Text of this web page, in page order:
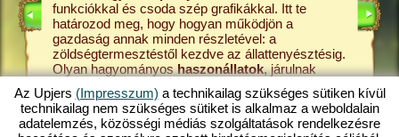
funkciókkal és csoda szép grafikákkal. Itt te
határozod meg, hogy hogyan működjön a
gazdaság annak minden részletével: a
zöldségtermesztéstől kezdve az állattenyésztésig.
Olyan hagyományoshaszonállatok, járulnak
mangalica sertésvagy a gyapjas tyúk. Hozz létre
egy virágzó gazdaságot a My Little Farmies
játékban, amely azonline játékokegyik
játék.
pedig
My
hát ki a
Fedezd
Az Upjers (Impresszum) a technikailag szükséges sütiken kívül
technikailag nem szükséges sütiket is alkalmaz a weboldalain
adatelemzés, közösségi médiás szolgáltatások rendelkezésre